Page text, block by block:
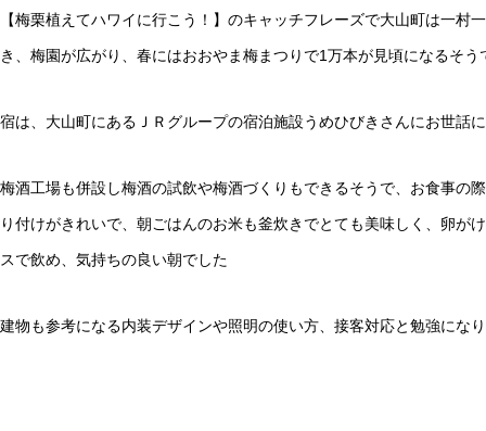
【梅栗植えてハワイに行こう！】のキャッチフレーズで大山町は一村
き、梅園が広がり、春にはおおやま梅まつりで1万本が見頃になるそう
宿は、大山町にあるＪＲグループの宿泊施設うめひびきさんにお世話
梅酒工場も併設し梅酒の試飲や梅酒づくりもできるそうで、お食事の
り付けがきれいで、朝ごはんのお米も釜炊きでとても美味しく、卵が
スで飲め、気持ちの良い朝でした
建物も参考になる内装デザインや照明の使い方、接客対応と勉強にな